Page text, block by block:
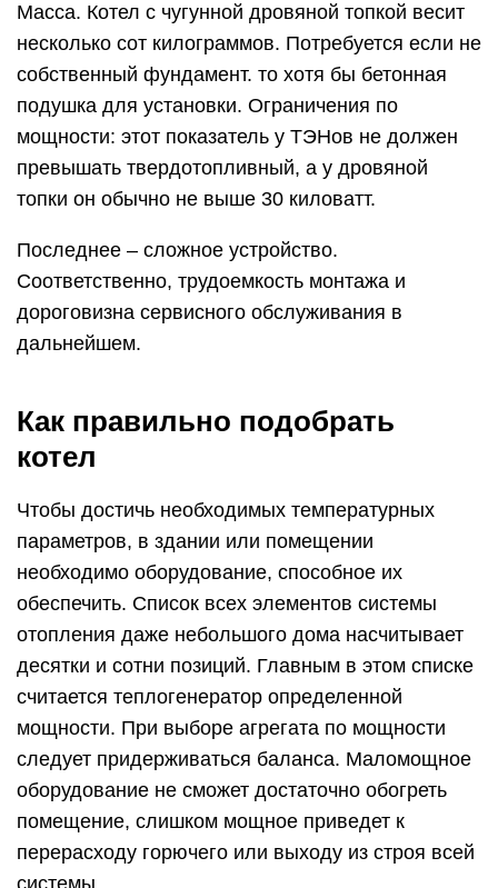
Масса. Котел с чугунной дровяной топкой весит
несколько сот килограммов. Потребуется если не
собственный фундамент. то хотя бы бетонная
подушка для установки. Ограничения по
мощности: этот показатель у ТЭНов не должен
превышать твердотопливный, а у дровяной
топки он обычно не выше 30 киловатт.
Последнее – сложное устройство.
Соответственно, трудоемкость монтажа и
дороговизна сервисного обслуживания в
дальнейшем.
Как правильно подобрать
котел
Чтобы достичь необходимых температурных
параметров, в здании или помещении
необходимо оборудование, способное их
обеспечить. Список всех элементов системы
отопления даже небольшого дома насчитывает
десятки и сотни позиций. Главным в этом списке
считается теплогенератор определенной
мощности. При выборе агрегата по мощности
следует придерживаться баланса. Маломощное
оборудование не сможет достаточно обогреть
помещение, слишком мощное приведет к
перерасходу горючего или выходу из строя всей
системы.